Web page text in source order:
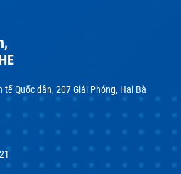
Quốc dân, 207 Giải Phóng, Hai Bà